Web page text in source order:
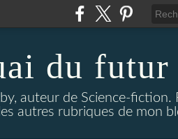
du futur
auteur de Science-
autres rubriques de mon